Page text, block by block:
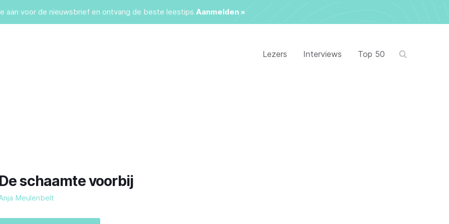
aan voor de nieuwsbrief en ontvang de beste leestips Aanmelden »
Lezers Interviews Top 50
schaamte voorbij
Meulenbelt